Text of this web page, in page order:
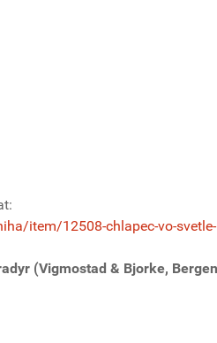
item/12508-chlapec-vo-
(Vigmostad & Bjorke,